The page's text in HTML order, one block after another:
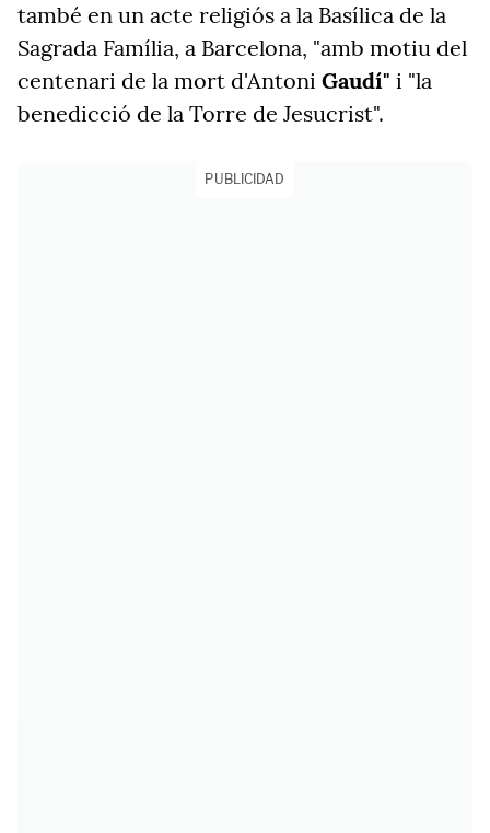
també en un acte religiós a la Basílica de la
Sagrada Família, a Barcelona, "amb motiu del
centenari de la mort d'Antoni Gaudí" i "la
benedicció de la Torre de Jesucrist".
PUBLICIDAD